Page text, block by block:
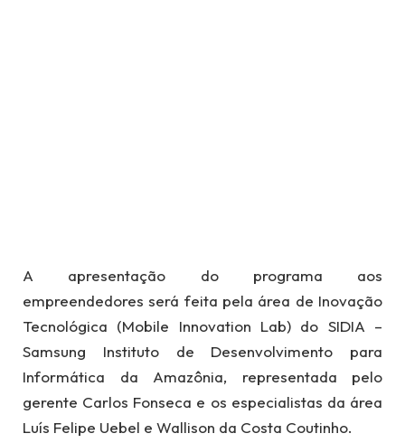
A apresentação do programa aos
empreendedores será feita pela área de Inovação
Tecnológica (Mobile Innovation Lab) do SIDIA –
Samsung Instituto de Desenvolvimento para
Informática da Amazônia, representada pelo
gerente Carlos Fonseca e os especialistas da área
Luís Felipe Uebel e Wallison da Costa Coutinho.